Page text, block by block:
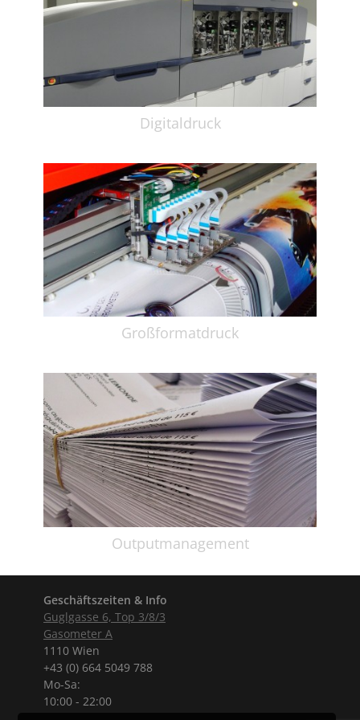
Digitaldruck
Großformatdruck
Outputmanagement
Geschäftszeiten & Info
Guglgasse 6, Top 3/8/3
Gasometer A
1110 Wien
+43 (0) 664 5049 788
Mo-Sa:
10:00 - 22:00